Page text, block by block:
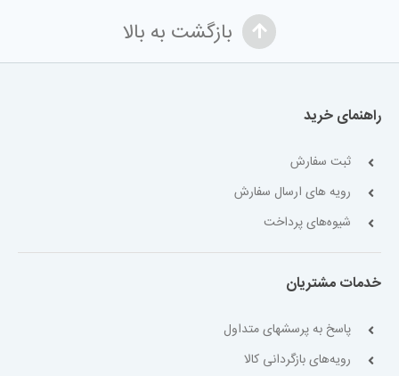
بازگشت به بالا
راهنمای خرید
ثبت سفارش
رویه های ارسال سفارش
شیوه‌های پرداخت
خدمات مشتریان
پاسخ به پرسشهای متداول
رویه‌های بازگردانی کالا